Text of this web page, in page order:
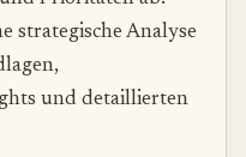
strategische Analyse
und detaillierten